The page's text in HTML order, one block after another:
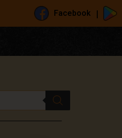
Facebook |